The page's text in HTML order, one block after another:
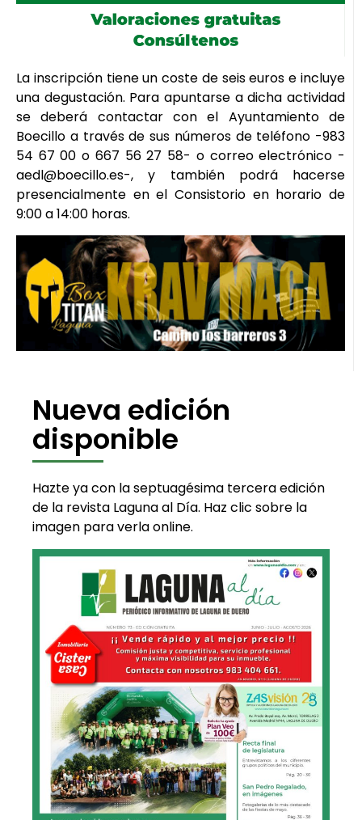
La inscripción tiene un coste de seis euros e incluye
una degustación. Para apuntarse a dicha actividad
se deberá contactar con el Ayuntamiento de
Boecillo a través de sus números de teléfono -983
54 67 00 o 667 56 27 58- o correo electrónico -
aedl@boecillo.es-, y también podrá hacerse
presencialmente en el Consistorio en horario de
9:00 a 14:00 horas.
Nueva edición
disponible
Hazte ya con la septuagésima tercera edición
de la revista Laguna al Día. Haz clic sobre la
imagen para verla online.